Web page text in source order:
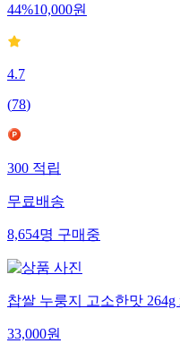
44%10,000원
4.7
(78)
300적립
무료배송
8,654명구매중
찹쌀 누룽지 고소한맛 264g
33,000원